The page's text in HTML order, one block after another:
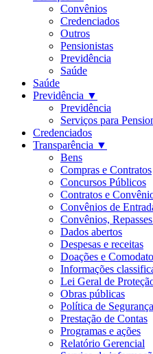
Convênios
Credenciados
Outros
Pensionistas
Previdência
Saúde
Saúde
Previdência ▼
Previdência
Serviços para
Credenciados
Transparência ▼
Bens
Compras e Contratos
Concursos Públicos
Contratos e
Convênios de
Convênios,
Dados abertos
Despesas e receitas
Doações e
Informações
Lei Geral de
Obras públicas
Política de
Prestação de Contas
Programas e ações
Relatório Gerencial